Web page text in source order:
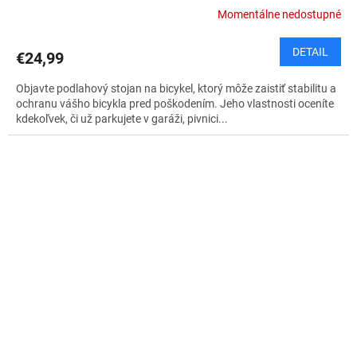
Momentálne nedostupné
€24,99 DETAIL
Objavte podlahový stojan na bicykel, ktorý môže zaistiť stabilitu a
ochranu vášho bicykla pred poškodením. Jeho vlastnosti oceníte
kdekoľvek, či už parkujete v garáži, pivnici...